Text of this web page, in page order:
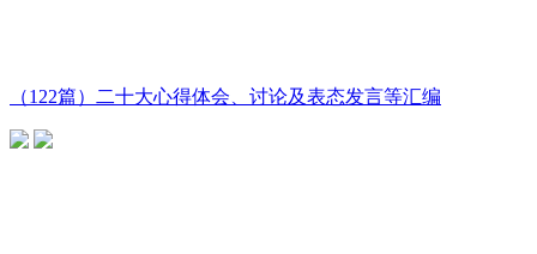
（122篇）二十大心得体会、讨论及表态发言等汇编